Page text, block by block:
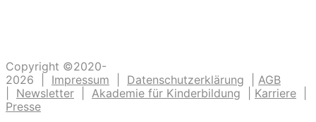
Copyright ©2020-
2026 | Impressum Datenschutzerklärung
AGB
Newsletter Akademie für Kinderbildung Karriere
Presse